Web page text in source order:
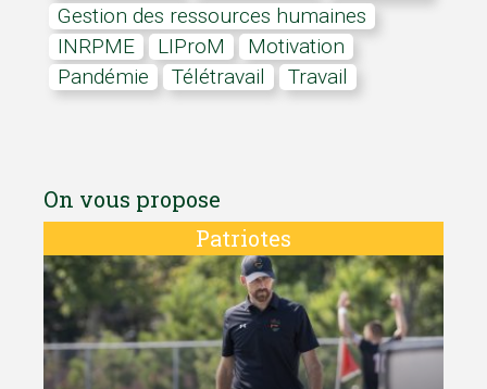
Gestion des ressources humaines
INRPME
LIProM
Motivation
pandémie
télétravail travail
On vous propose
Patriotes